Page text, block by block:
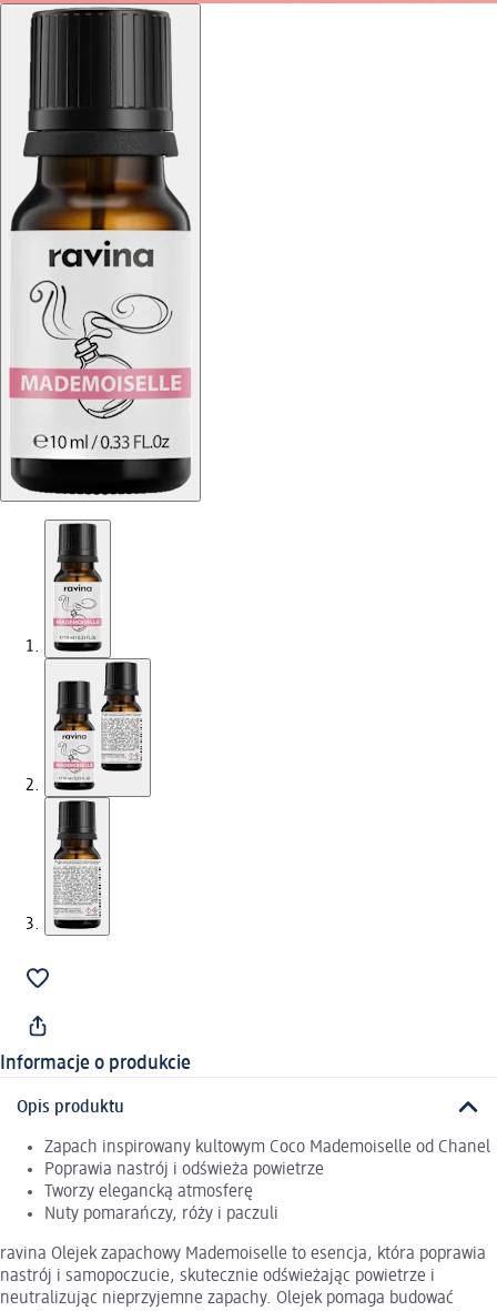
Informacje o produkcie
Opis produktu
Zapach inspirowany kultowym Coco Mademoiselle od Chanel
Poprawia nastrój i odświeża powietrze
Tworzy elegancką atmosferę
Nuty pomarańczy, róży i paczuli
ravina Olejek zapachowy Mademoiselle to esencja, która poprawia
nastrój i samopoczucie, skutecznie odświeżając powietrze i
neutralizując nieprzyjemne zapachy. Olejek pomaga budować